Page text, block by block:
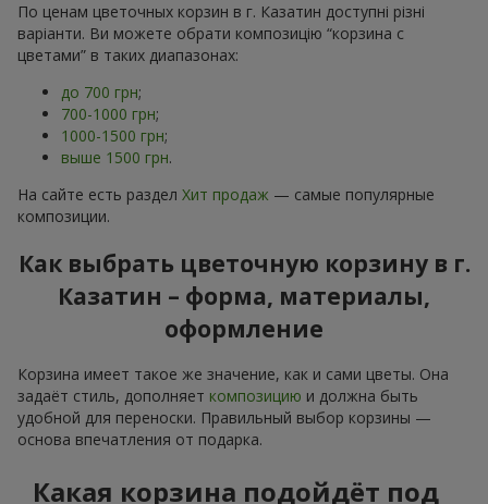
По ценам цветочных корзин в г. Казатин доступні різні
варіанти. Ви можете обрати композицію “корзина с
цветами” в таких диапазонах:
до 700 грн;
700-1000 грн;
1000-1500 грн;
выше 1500 грн.
На сайте есть раздел Хит продаж — самые популярные
композиции.
Как выбрать цветочную корзину в г.
Казатин – форма, материалы,
оформление
Корзина имеет такое же значение, как и сами цветы. Она
задаёт стиль, дополняет композицию и должна быть
удобной для переноски. Правильный выбор корзины —
основа впечатления от подарка.
Какая корзина подойдёт под